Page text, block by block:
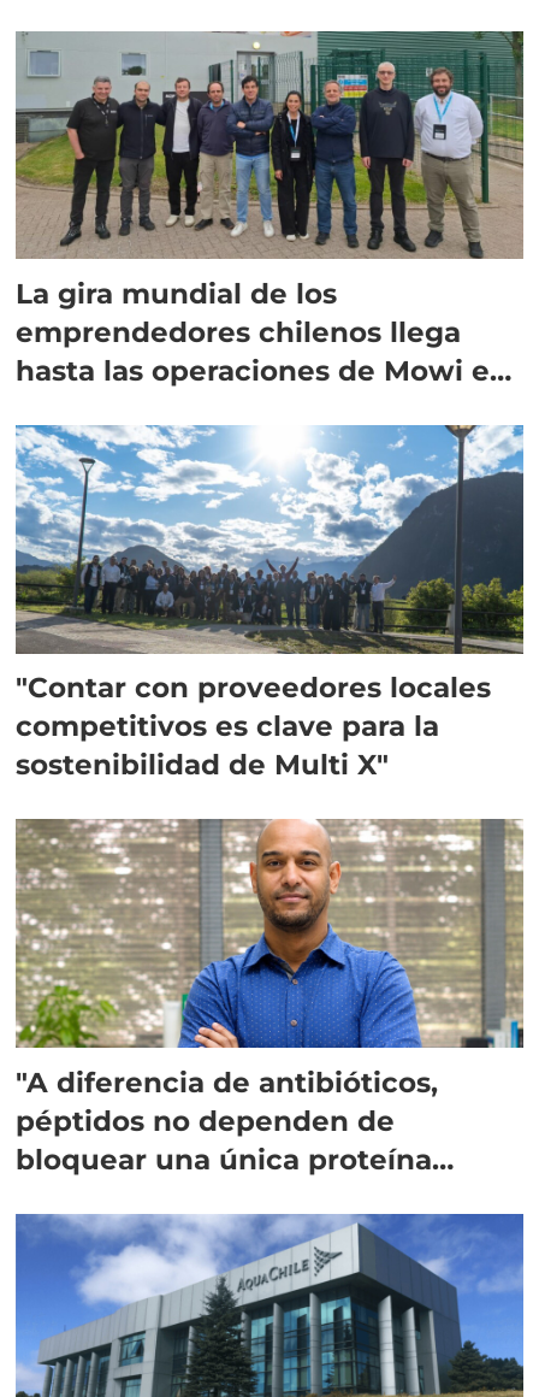
La gira mundial de los
emprendedores chilenos llega
hasta las operaciones de Mowi en
"Contar con proveedores locales
competitivos es clave para la
sostenibilidad de Multi X"
"A diferencia de antibióticos,
péptidos no dependen de
bloquear una única proteína